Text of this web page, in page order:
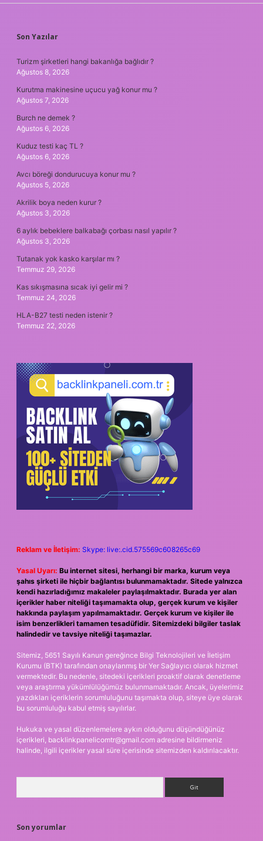
SIDEBAR
Son Yazılar
Turizm şirketleri hangi bakanlığa bağlıdır ?
Ağustos 8, 2026
Kurutma makinesine uçucu yağ konur mu ?
Ağustos 7, 2026
Burch ne demek ?
Ağustos 6, 2026
Kuduz testi kaç TL ?
Ağustos 6, 2026
Avcı böreği dondurucuya konur mu ?
Ağustos 5, 2026
Akrilik boya neden kurur ?
Ağustos 3, 2026
6 aylık bebeklere balkabağı çorbası nasıl yapılır ?
Ağustos 3, 2026
Tutanak yok kasko karşılar mı ?
Temmuz 29, 2026
Kas sıkışmasına sıcak iyi gelir mi ?
Temmuz 24, 2026
HLA-B27 testi neden istenir ?
Temmuz 22, 2026
Reklam ve İletişim: Skype: live:.cid.575569c608265c69
Yasal Uyarı: Bu internet sitesi, herhangi bir marka, kurum veya
şahıs şirketi ile hiçbir bağlantısı bulunmamaktadır. Sitede yalnızca
kendi hazırladığımız makaleler paylaşılmaktadır. Burada yer alan
içerikler haber niteliği taşımamakta olup, gerçek kurum ve kişiler
hakkında paylaşım yapılmamaktadır. Gerçek kurum ve kişiler ile
isim benzerlikleri tamamen tesadüfidir. Sitemizdeki bilgiler taslak
halindedir ve tavsiye niteliği taşımazlar.
Sitemiz, 5651 Sayılı Kanun gereğince Bilgi Teknolojileri ve İletişim
Kurumu (BTK) tarafından onaylanmış bir Yer Sağlayıcı olarak hizmet
vermektedir. Bu nedenle, sitedeki içerikleri proaktif olarak denetleme
veya araştırma yükümlülüğümüz bulunmamaktadır. Ancak, üyelerimiz
yazdıkları içeriklerin sorumluluğunu taşımakta olup, siteye üye olarak
bu sorumluluğu kabul etmiş sayılırlar.
Hukuka ve yasal düzenlemelere aykırı olduğunu düşündüğünüz
içerikleri, backlinkpanelicomtr@gmail.com adresine bildirmeniz
halinde, ilgili içerikler yasal süre içerisinde sitemizden kaldırılacaktır.
Son yorumlar